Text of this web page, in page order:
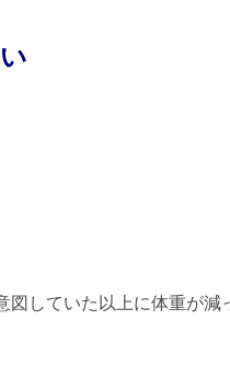
していた以上に体重が減